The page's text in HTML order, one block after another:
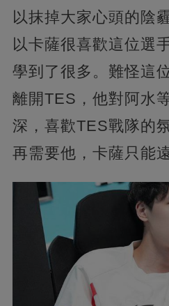
以抹掉大家心頭的陰
以卡薩很喜歡這位選
學到了很多。難怪這
離開TES，他對阿水
深，喜歡TES戰隊的
再需要他，卡薩只能